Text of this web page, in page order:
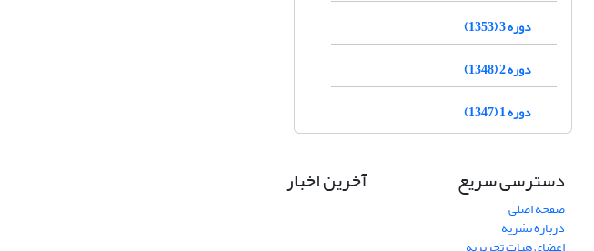
دوره 3 (1353)
دوره 2 (1348)
دوره 1 (1347)
دسترسی سریع
صفحه اصلی
درباره نشریه
آخرین اخبار